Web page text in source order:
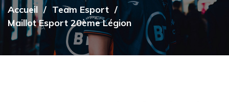
Accueil
Team Esport
Maillot Esport 20ème Légion